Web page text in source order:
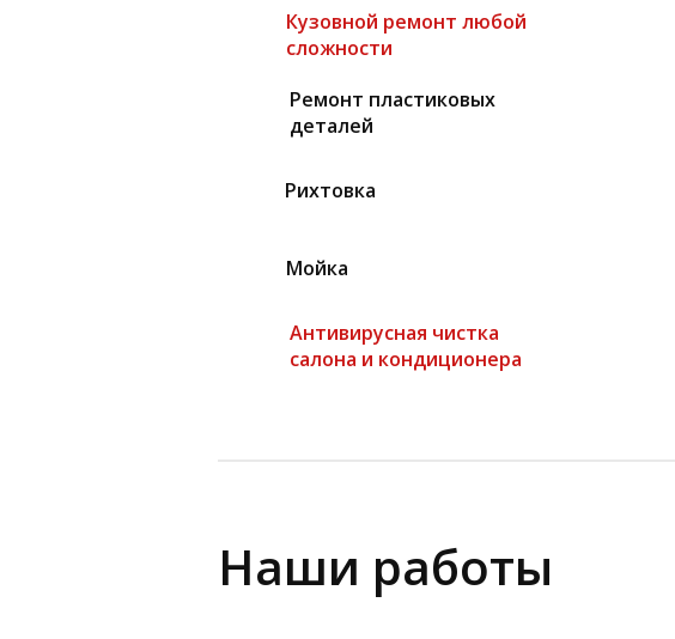
Кузовной ремонт любой
сложности
Ремонт пластиковых
деталей
Рихтовка
Мойка
Антивирусная чистка
салона и кондиционера
Наши работы